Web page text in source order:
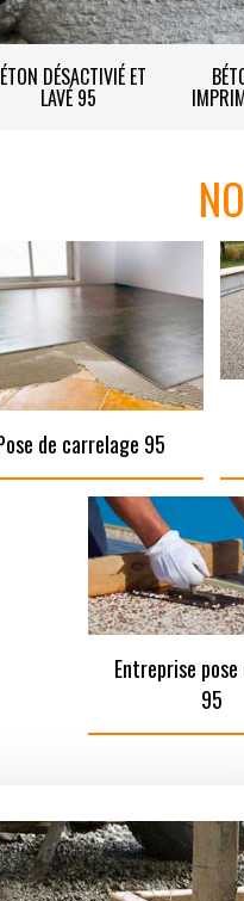
DÉSACTIVIÉ ET
LAVÉ 95
de carrelage 95
Entreprise pose
95